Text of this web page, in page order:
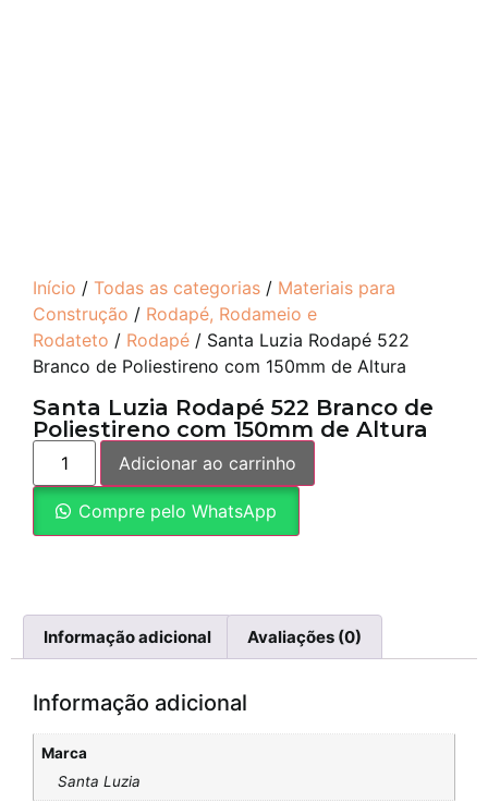
Início / Todas as categorias / Materiais para
Construção / Rodapé, Rodameio e
Rodateto / Rodapé / Santa Luzia Rodapé 522
Branco de Poliestireno com 150mm de Altura
Santa Luzia Rodapé 522 Branco de
Poliestireno com 150mm de Altura
Adicionar ao carrinho
Compre pelo WhatsApp
Informação adicional Avaliações (0)
Informação adicional
Marca
Santa Luzia